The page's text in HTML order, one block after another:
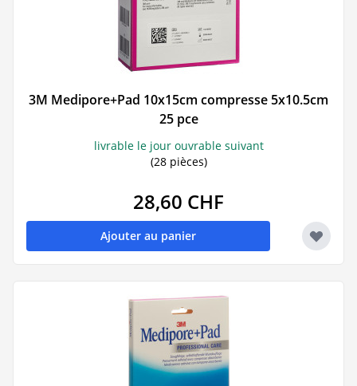
3M Medipore+Pad 10x15cm compresse 5x10.5cm
25 pce
livrable le jour ouvrable suivant
(28 pièces)
28,60 CHF
Ajouter au panier